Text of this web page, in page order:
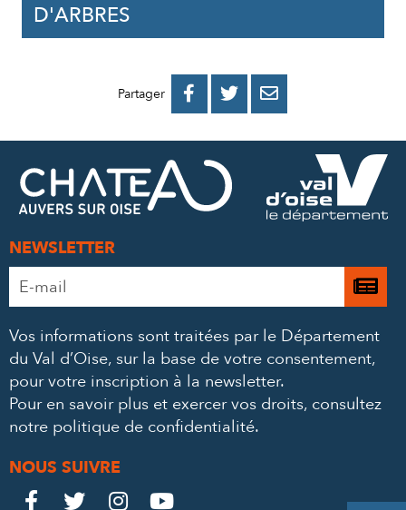
D'ARBRES
Partager 
PARTAGER
FACEBOOK
PARTAGER
PARTAGER
MAIL
NEWSLETTER
Adresse
e-
*
Je
à
Vos informations sont traitées par le Département
du Val d’Oise, sur la base de votre consentement,
pour votre inscription à la newsletter.
Pour en savoir plus et exercer vos droits, consultez
notre politique de confidentialité.
NOUS SUIVRE
Le
 Le
 Le
 Le
